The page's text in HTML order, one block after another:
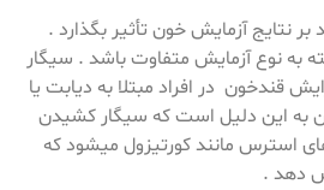
نتایج آزمایش خون تأثیر بگذارد .
به نوع آزمایش متفاوت باشد . سیگار
قندخون در افراد مبتلا به دیابت یا
به این دلیل است که سیگار کشیدن
استرس مانند کورتیزول میشود که
دهد .